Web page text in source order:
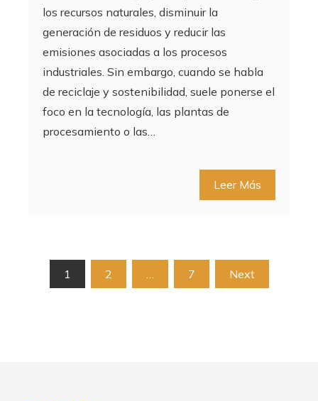
los recursos naturales, disminuir la
generación de residuos y reducir las
emisiones asociadas a los procesos
industriales. Sin embargo, cuando se habla
de reciclaje y sostenibilidad, suele ponerse el
foco en la tecnología, las plantas de
procesamiento o las…
Leer Más
Paginación
1 2 7 Next